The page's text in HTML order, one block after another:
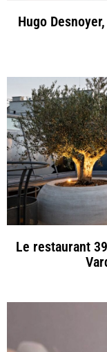
Hugo
Le restaurant